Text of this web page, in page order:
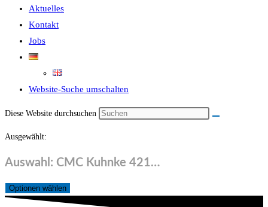
Aktuelles
Kontakt
Jobs
Website-Suche umschalten
Diese Website durchsuchen
Ausgewählt:
Auswahl: CMC Kuhnke 421…
Optionen wählen